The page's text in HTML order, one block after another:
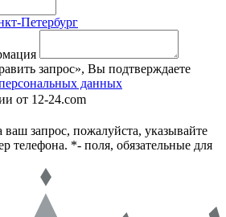
Петербург
запрос», Вы подтверждаете
данных
от 12-24.com
ваш запрос, пожалуйста, указывайте
телефона. *- поля, обязательные для